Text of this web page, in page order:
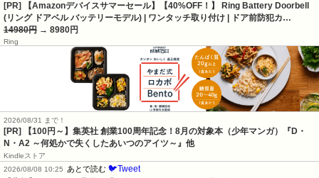
[PR] 【Amazonデバイスサマーセール】【40%OFF！】 Ring Battery Doorbell
(リング ドアベル バッテリーモデル) | ワンタッチ取り付け | ドア前防犯カ…
14980円 → 8980円
Ring
2026/08/31 まで！
[PR]
【100円～】集英社 創業100周年記念！8月の対象本（少年マンガ）『D・
N・A2 ～何処かで失くしたあいつのアイツ～』他
Kindleストア
2026/08/08 10:25 あとで読む 🐦Tweet